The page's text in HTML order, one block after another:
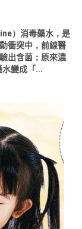
）消毒藥水，是
衝突中，前線醫
出含菌；原來濃
變成「...